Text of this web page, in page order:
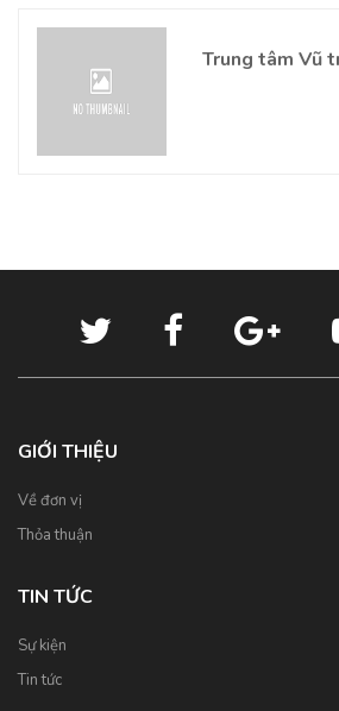
Trung tâm Vũ
GIỚI THIỆU
Về đơn vị
Thỏa thuận
TIN TỨC
Sự kiện
Tin tức